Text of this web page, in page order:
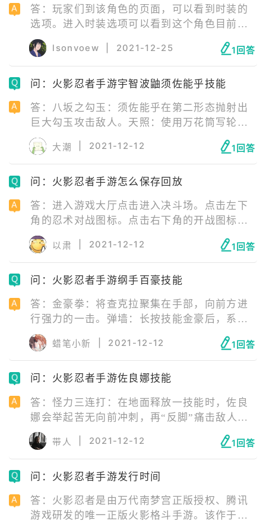
答：玩家们到该角色的页面，可以看到时装的
选项。进入时装选项可以看到这个角色目前装
备的时装，不想要这个时装就可以更换为默认
时装，这样就可以取消穿戴的时装。
lsonvoew 2021-12-25 1回答
问：火影忍者手游宇智波鼬须佐能乎技能
答：八坂之勾玉：须佐能乎在第二形态抛射出
巨大勾玉攻击敌人。天照：使用万花筒写轮眼
释放天照制造黑炎攻击，黑炎持续一段时间后
消散。十拳剑：须佐能乎在第三形态，挥动巨
大的十拳剑斩击并毁灭敌人。
大潮 2021-12-12 1回答
问：火影忍者手游怎么保存回放
答：进入游戏大厅点击进入决斗场。点击左下
角的忍术对战图标。点击右下角的开战图标进
入一局对战。对战结束点击右上角的保存比赛
图标即可。
以肃 2021-12-12 1回答
问：火影忍者手游纲手百豪技能
答：金豪拳：将查克拉聚集在手部，向前方进
行强力的一击。弹墙：长按技能金豪后，系统
将会检测该忍者是否遇到墙体，如果遇到则会
触发弹墙跳跃，跳跃时按下普攻。痛天脚极乐
净土：将查克拉聚集在脚部，向前方进行一次
下压的重脚空袭，受到攻击的敌人将被震至空
蜡笔小新 2021-12-12 1回答
问：火影忍者手游佐良娜技能
答：怪力三连打：在地面释放一技能时，佐良
娜会举起苦无向前冲刺，再“反脚”痛击敌人，
佐良娜会从空中出现将敌人砸向地面。雷遁雷
球：佐良娜会召唤出数十个雷球向前方飞出攻
击敌人。宇智波的传承：佐助会闻讯赶来帮助
佐良娜抓取敌人，佐良娜开启写轮眼，用雷遁
带人 2021-12-12 1回答
问：火影忍者手游发行时间
答：火影忍者是由万代南梦宫正版授权、腾讯
游戏研发的唯一正版火影格斗手游。该作于